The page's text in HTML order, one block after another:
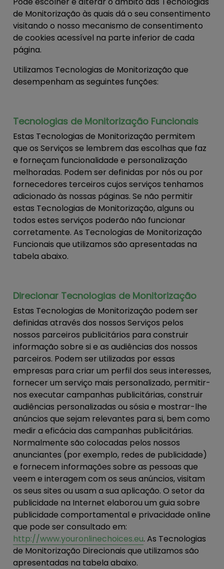
de Monitorização às quais dá o seu consentimento
visitando o nosso mecanismo de consentimento
de cookies acessível na parte inferior de cada
página.
Utilizamos Tecnologias de Monitorização que
desempenham as seguintes funções:
Tecnologias de Monitorização Funcionais
Estas Tecnologias de Monitorização permitem
que os Serviços se lembrem das escolhas que faz
e forneçam funcionalidade e personalização
melhoradas. Podem ser definidas por nós ou por
fornecedores terceiros cujos serviços tenhamos
adicionado às nossas páginas. Se não permitir
estas Tecnologias de Monitorização, alguns ou
todos estes serviços poderão não funcionar
corretamente. As Tecnologias de Monitorização
Funcionais que utilizamos são apresentadas na
tabela abaixo.
Direcionar Tecnologias de Monitorização
Estas Tecnologias de Monitorização podem ser
definidas através dos nossos Serviços pelos
nossos parceiros publicitários para construir
informação sobre si e as audiências dos nossos
parceiros. Podem ser utilizadas por essas
empresas para criar um perfil dos seus interesses,
fornecer um serviço mais personalizado, permitir-
nos executar campanhas publicitárias, construir
audiências personalizadas ou sósia e mostrar-lhe
anúncios que sejam relevantes para si, bem como
medir a eficácia das campanhas publicitárias.
Normalmente são colocadas pelos nossos
anunciantes (por exemplo, redes de publicidade)
e fornecem informações sobre as pessoas que
veem e interagem com os seus anúncios, visitam
os seus sites ou usam a sua aplicação. O setor da
publicidade na Internet elaborou um guia sobre
publicidade comportamental e privacidade online
que pode ser consultado em:
http://www.youronlinechoices.eu. As Tecnologias
de Monitorização Direcionais que utilizamos são
apresentadas na tabela abaixo.